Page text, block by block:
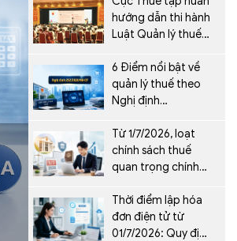
hướng dẫn thi hành
Luật Quản lý thuế
6 Điểm nổi bật về
quản lý thuế theo
Nghị định
1/7/2026
Từ 1/7/2026, loạt
chính sách thuế
quan trọng chính
Thời điểm lập hóa
đơn điện tử từ
01/7/2026: Quy định